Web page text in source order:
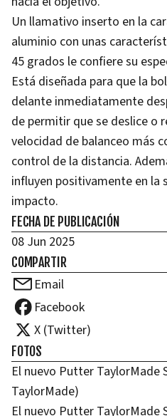
Un llamativo inserto en la
aluminio con unas
45 grados le confiere su
Está diseñada para que la
delante inmediatamente
de permitir que se deslice o
velocidad de balanceo más
control de la distancia.
influyen positivamente en la
impacto.
FECHA DE PUBLICACIÓN
08 Jun 2025
COMPARTIR
Email
Facebook
X (Twitter)
FOTOS
El nuevo Putter TaylorMade
TaylorMade)
El nuevo Putter TaylorMade